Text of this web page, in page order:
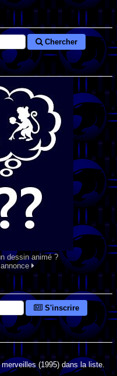
Chercher
dessin animé ?
S'inscrire
(1995) dans la liste.